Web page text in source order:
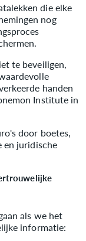
die elke
nog
te beveiligen,
handen
Institute in
door boetes,
en juridische
als we het
informatie: